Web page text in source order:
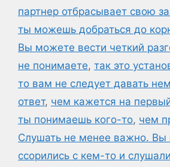
партнер отбрасывает свою
ты можешь добраться до
Вы можете вести четкий
не понимаете, так это
то вам не следует давать
ответ, чем кажется на
ты понимаешь кого-то, чем
Слушать не менее важно. Вы
ссорились с кем-то и